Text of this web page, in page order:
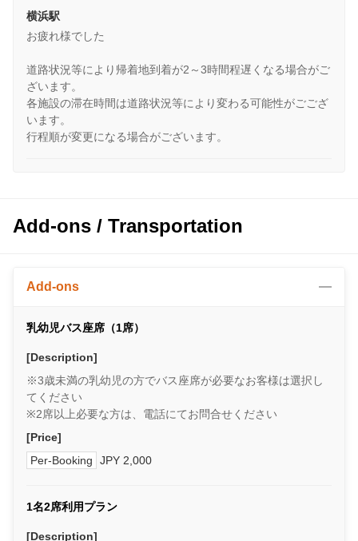
横浜駅
お疲れ様でした
道路状況等により帰着地到着が2～3時間程遅くなる場合がご
ざいます。
各施設の滞在時間は道路状況等により変わる可能性がごござ
います。
行程順が変更になる場合がございます。
Add-ons / Transportation
Add-ons
乳幼児バス座席（1席）
[Description]
※3歳未満の乳幼児の方でバス座席が必要なお客様は選択し
てください
※2席以上必要な方は、電話にてお問合せください
[Price]
Per-Booking
JPY 2,000
1名2席利用プラン
[Description]